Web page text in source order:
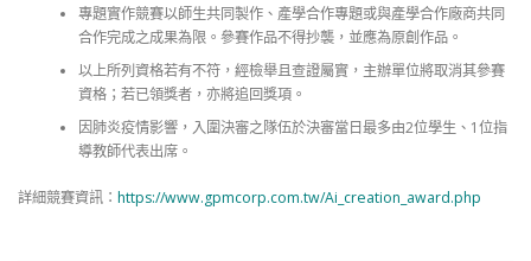
專題實作競賽以師生共同製作、產學合作專題或與產學合作廠商共同
合作完成之成果為限。參賽作品不得抄襲，並應為原創作品。
以上所列資格若有不符，經檢舉且查證屬實，主辦單位將取消其參賽
資格；若已領獎者，亦將追回獎項。
因肺炎疫情影響，入圍決審之隊伍於決審當日最多由2位學生、1位指
導教師代表出席。
詳細競賽資訊： https://www.gpmcorp.com.tw/Ai_creation_award.php